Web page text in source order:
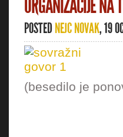
ORGANIZACIJE NA
POSTEDNEJC NOVAK, 19
(besedilo je